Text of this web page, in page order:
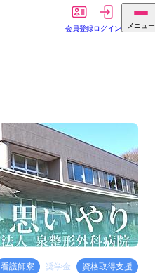
会員登録ログイン メニュー
看護師寮 奨学金
資格取得支援